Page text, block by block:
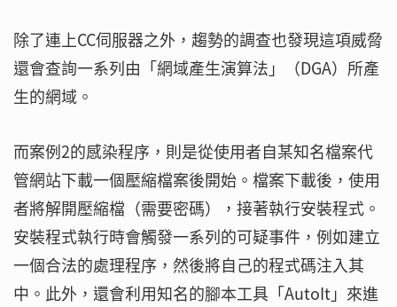
除了連上CC伺服器之外，趨勢的調查也發現這項威脅
還會查詢一系列由「網域產生演算法」（DGA）所產
生的網域。
而案例2的感染程序，則是從使用者自某知名檔案代
管網站下載一個壓縮檔案後開始。檔案下載後，使用
者將解開壓縮檔（需要密碼），接著執行安裝程式。
安裝程式執行時會觸發一系列的可疑事件，例如建立
一個合法的處理程序，然後將自己的程式碼注入其
中。此外，還會利用知名的腳本工具「AutoIt」來進